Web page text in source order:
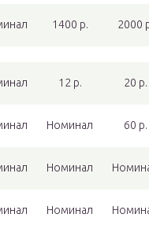
1400 р. 2000
12 р. 20 р.
Номинал 60 р.
Номинал
Номинал